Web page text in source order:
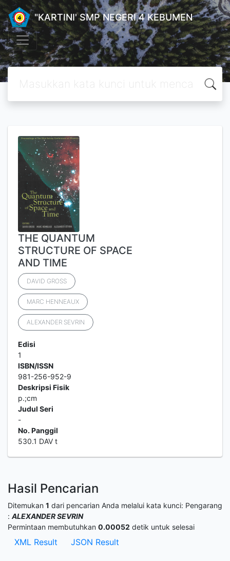
"KARTINI' SMP NEGERI 4 KEBUMEN
THE QUANTUM
STRUCTURE OF SPACE
AND TIME
DAVID GROSS
MARC HENNEAUX
ALEXANDER SEVRIN
Edisi
1
ISBN/ISSN
981-256-952-9
Deskripsi Fisik
p.;cm
Judul Seri
-
No. Panggil
530.1 DAV t
Hasil Pencarian
Ditemukan 1 dari pencarian Anda melalui kata kunci: Pengarang
: ALEXANDER SEVRIN
Permintaan membutuhkan 0.00052 detik untuk selesai
XML Result JSON Result